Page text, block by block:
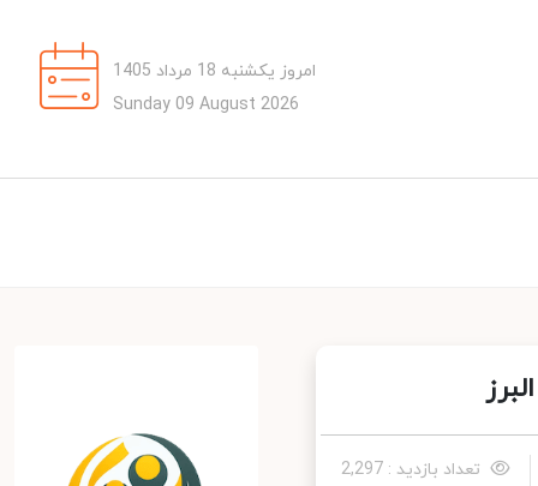
امروز یکشنبه 18 مرداد 1405
Sunday 09 August 2026
تعداد بازدید : 2,297